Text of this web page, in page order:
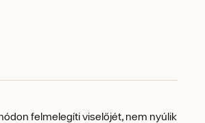
felmelegíti viselőjét, nem nyúlik